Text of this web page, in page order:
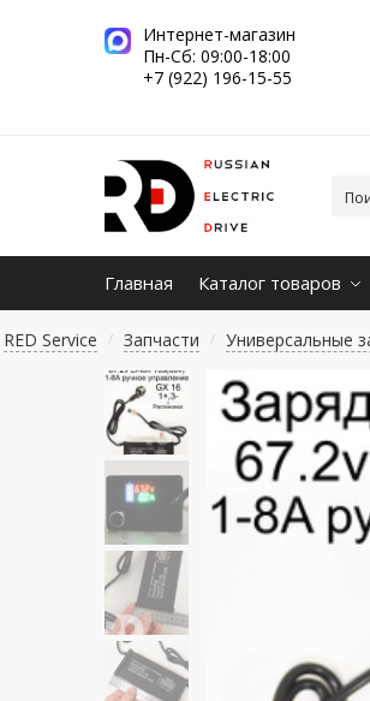
Интернет-магазин
Пн-Сб: 09:00-18:00
+7 (922) 196-15-55
Главная Каталог товаров
RED Service / Запчасти / Универсальные